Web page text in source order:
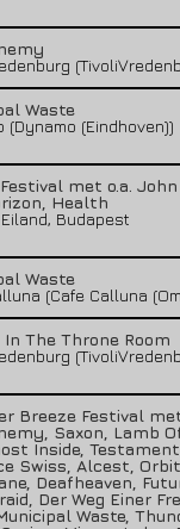
Waste
(Dynamo (Eindhoven))
met o.a.
Health
Budapest
Waste
(Cafe Calluna
In The Throne Room
Breeze Festival
Saxon, Lamb
Inside,
Swiss, Alcest,
Deafheaven,
Der Weg Einer
Waste,